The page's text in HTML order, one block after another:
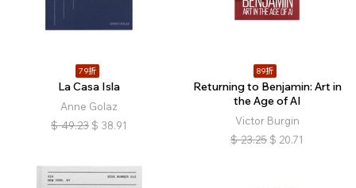
79折
La Casa Isla
Anne Golaz
$ 49.23 $ 38.91
89折
Returning to Benjamin: Art in
the Age of AI
Victor Burgin
$ 23.25 $ 20.71